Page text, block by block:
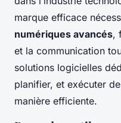
marque efficace
numériques avancés,
et la communication
solutions logicielles
planifier, et exécuter
manière efficiente.